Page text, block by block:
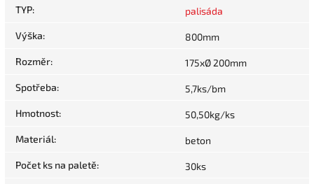
TYP: palisáda
Výška: 800mm
Rozměr: 175xØ 200mm
Spotřeba: 5,7ks/bm
Hmotnost: 50,50kg/ks
Materiál: beton
Počet ks na paletě: 30ks